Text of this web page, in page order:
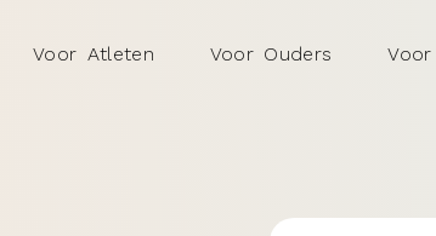
Voor Atleten Voor Ouders